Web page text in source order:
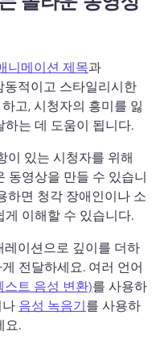
니메이션 제목과
동적이고 스타일리시한
고, 시청자의 흥미를 잃
는 데 도움이 됩니다.
이 있는 시청자를 위해
동영상을 만들 수 있습니
하면 청각 장애인이나 소
이해할 수 있습니다.
이션으로 깊이를 더하
전달하세요. 여러 언어
트 음성 변환)를 사용하
음성 녹음기를 사용하
요.